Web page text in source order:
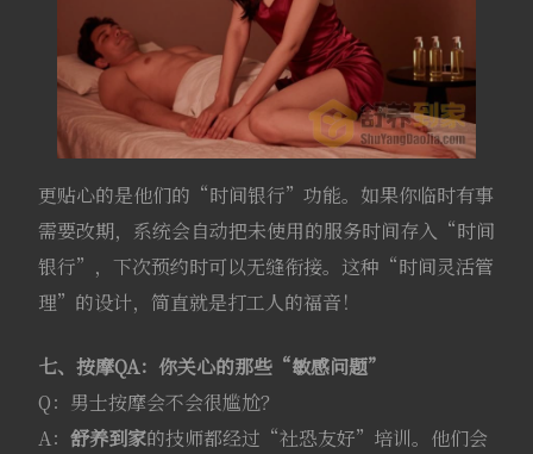
更贴心的是他们的“时间银行”功能。如果你临时有事
需要改期，系统会自动把未使用的服务时间存入“时间
银行”，下次预约时可以无缝衔接。这种“时间灵活管
理”的设计，简直就是打工人的福音！
七、按摩QA：你关心的那些“敏感问题”
Q：男士按摩会不会很尴尬？
A： 舒养到家的技师都经过“社恐友好”培训。他们会